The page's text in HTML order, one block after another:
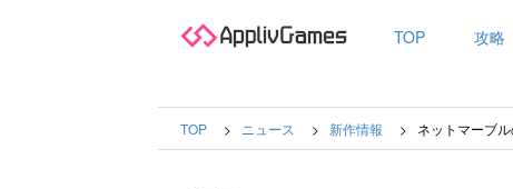
TOP 攻略
TOP ニュース 新作情報 ネットマーブ